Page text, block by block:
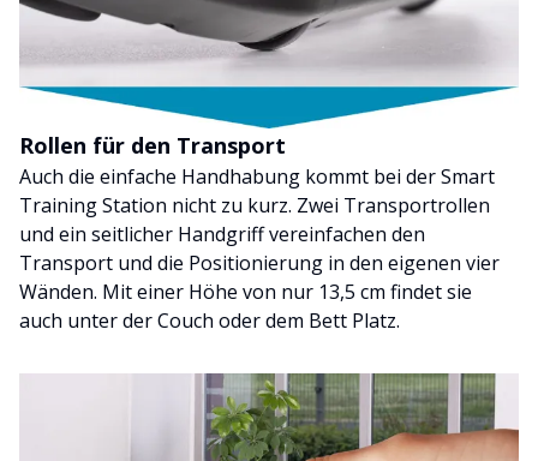
Rollen für den Transport
Auch die einfache Handhabung kommt bei der Smart
Training Station nicht zu kurz. Zwei Transportrollen
und ein seitlicher Handgriff vereinfachen den
Transport und die Positionierung in den eigenen vier
Wänden. Mit einer Höhe von nur 13,5 cm findet sie
auch unter der Couch oder dem Bett Platz.